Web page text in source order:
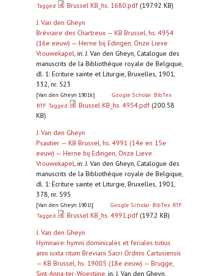
Tagged
Brussel KB_hs. 1680.pdf(197.92 KB)
J. Van den Gheyn
Bréviaire des Chartreux — KB Brussel, hs. 4954
(16e eeuw) — Herne bij Edingen, Onze Lieve
Vrouwekapel, in: J. Van den Gheyn, Catalogue des
manuscrits de la Bibliothèque royale de Belgique,
dl. 1: Ecriture sainte et Liturgie, Bruxelles, 1901,
332, nr. 523
[Van den Gheyn 1901k] Google Scholar BibTex
RTF Tagged Brussel KB_hs. 4954.pdf(200.58
KB)
J. Van den Gheyn
Psautier — KB Brussel, hs. 4991 (14e en 15e
eeuw) — Herne bij Edingen, Onze Lieve
Vrouwekapel, in: J. Van den Gheyn, Catalogue des
manuscrits de la Bibliothèque royale de Belgique,
dl. 1: Ecriture sainte et Liturgie, Bruxelles, 1901,
378, nr. 595
[Van den Gheyn 1901l] Google Scholar BibTex RTF
Tagged
Brussel KB_hs. 4991.pdf(197.2 KB)
J. Van den Gheyn
Hymnaire: hymni dominicales et feriales totius
anni iuxta ritum Breviarii Sacri Ordinis Cartusiensis
— KB Brussel, hs. 19005 (18e eeuw) — Brugge,
Sint-Anna-ter-Woestijne, in: J. Van den Gheyn,